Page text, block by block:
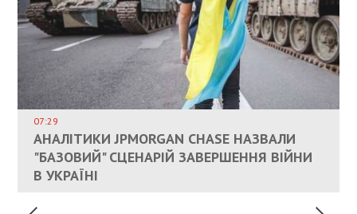
КАНДИДАТ В ПРЕМЬЕРЫ ПОЛЬШИ ПРИЗВАЛ
ЕС ПРЕКРАТИТЬ ВОЕННУЮ ПОМОЩЬ
УКРАИНЕ
07:29
АНАЛІТИКИ JPMORGAN CHASE НАЗВАЛИ
"БАЗОВИЙ" СЦЕНАРІЙ ЗАВЕРШЕННЯ ВІЙНИ
В УКРАЇНІ
ВЛАСНИКАМ ЗРУЙНОВАНОГО ЖИТЛА
ДОЗВОЛИЛИ НЕ ПЛАТИТИ ЗА КОМУНАЛКУ
ИНТЕГРАЦИЯ УКРАИНЫ В НАТО ВРЯД ЛИ
СОСТОИТСЯ В БЛИЖАЙШЕЕ ВРЕМЯ, –
РЮТТЕ
ПАЛИВНИЙ РИНОК РОЗІГРІЛИ ШТУЧНО:
АНАЛІТИКИ ЗВИНУВАТИЛИ АЗС У
СПЕКУЛЯЦІЇ